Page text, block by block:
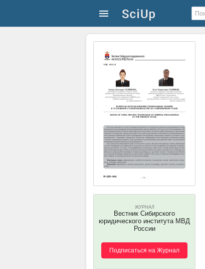
ЖУРНАЛ
Вестник Сибирского
юридического института МВД
России
Подписаться на Журнал